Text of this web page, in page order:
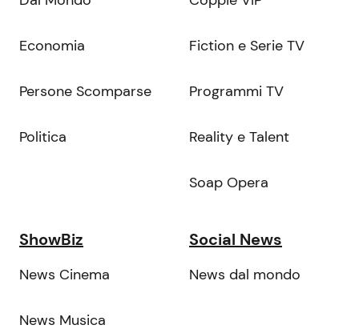
Economia
Persone Scomparse
Politica
Fiction e Serie TV
Programmi TV
Reality e Talent
Soap Opera
ShowBiz
News Cinema
News Musica
Social News
News dal mondo